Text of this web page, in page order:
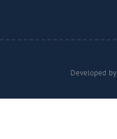
Developed by